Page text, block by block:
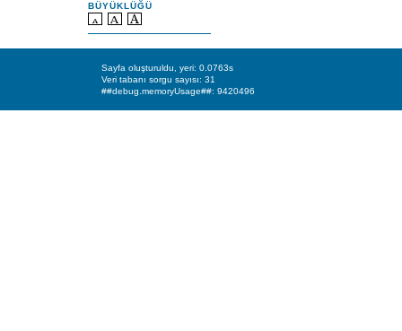
BÜYÜKLÜĞÜ
Sayfa oluşturuldu, yeri: 0.0763s
Veri tabanı sorgu sayısı: 31
##debug.memoryUsage##: 9420496